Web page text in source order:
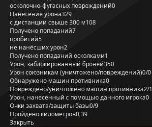
осколочно-фугасных повреждений0
Нанесение урона329
с дистанции свыше 300 м108
Получено попаданий7
пробитий5
не нанёсших урон2
Получено попаданий осколками1
Урон, заблокированный бронёй350
Урон союзникам (уничтожено/повреждений)0/0
Обнаружено машин противника0
Повреждено/уничтожено машин противника2/1
Урон, нанесённый с помощью данного игрока0
Очки захвата/защиты базы0/9
Пройдено километров0,39
Закрыть